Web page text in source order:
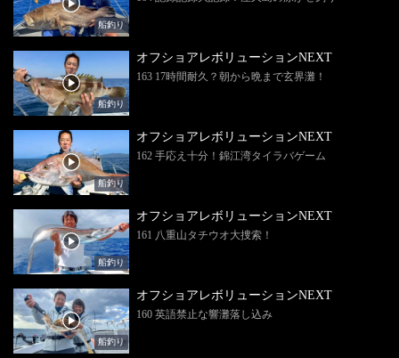
船釣り
船釣り
オフショアレボリューションNEXT
163 17時間耐久？朝から晩まで玄界灘！
船釣り
オフショアレボリューションNEXT
162 手応え十分！錦江湾タイラバゲーム
船釣り
オフショアレボリューションNEXT
161 八重山タチウオ大捜索！
船釣り
オフショアレボリューションNEXT
160 英語禁止な響灘落し込み